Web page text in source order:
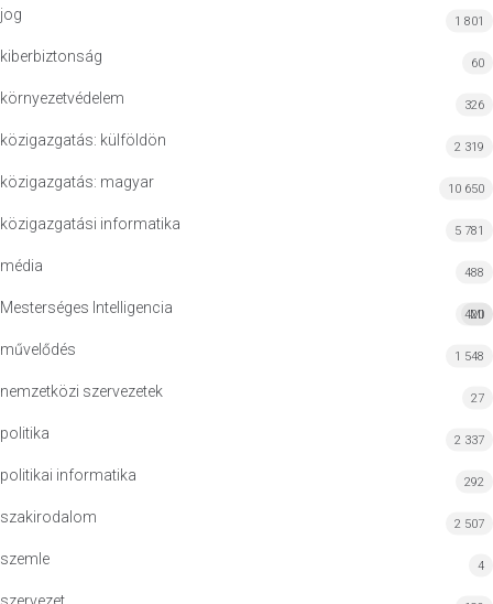
jog 1 801
kiberbiztonság 60
környezetvédelem 326
közigazgatás: külföldön 2 319
közigazgatás: magyar 10 650
közigazgatási informatika 5 781
média 488
Mesterséges Intelligencia MI
420
művelődés 1 548
nemzetközi szervezetek 27
politika 2 337
politikai informatika 292
szakirodalom 2 507
szemle 4